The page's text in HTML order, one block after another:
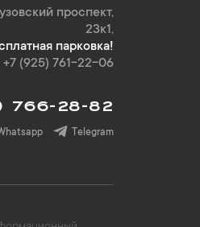
проспект,
23к1,
парковка!
+7 (925) 761-22-06
766-28-82
Telegram